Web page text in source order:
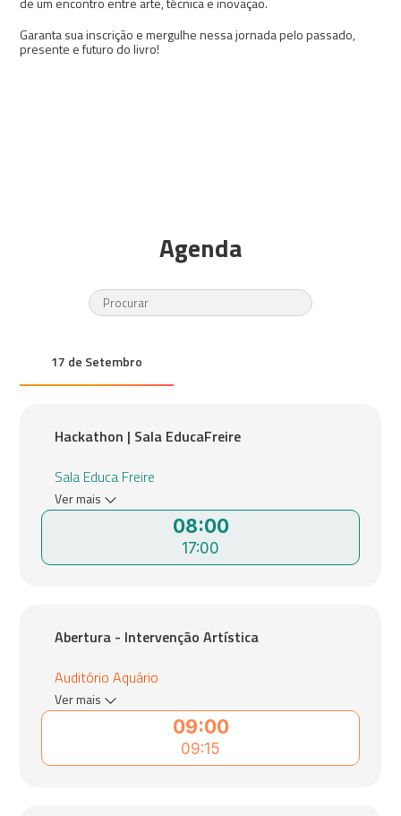
Garanta sua inscrição e mergulhe nessa jornada pelo passado,
presente e futuro do livro!
Agenda
17 de Setembro
08:00
17:00
Hackathon | Sala EducaFreire
Sala Educa Freire
Ver mais
09:00
09:15
Abertura - Intervenção Artística
Auditório Aquário
Ver mais